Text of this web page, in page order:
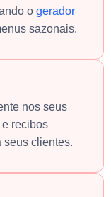
o gerador
sazonais.
nos seus
e recibos
seus clientes.